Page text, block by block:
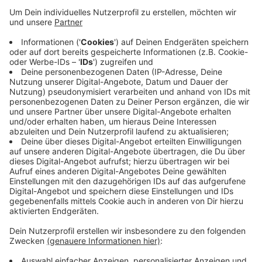
Organe funktionieren, eine Zeitreise ins alte
Ägypten machen oder durch die Ozeane tauchen.
Lehrkräfte können in einem Online-Portal
zwischen verschiedenen Inhalten und
Anwendungen wählen. Das Zentrum für digitale
Bildung will weitere digitale Technologien und
Angebote zur Verfügung stellen. So soll die
Medienkompetenz der Schülerinnen und Schüler
spielerisch und aktiv gefördert werden.
Veröffentlicht:Mittwoch, 30.07.2025 13:57
Anzeige